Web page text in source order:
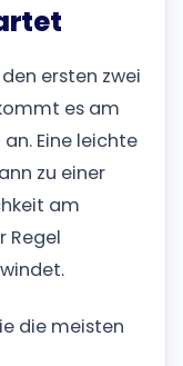
ersten zwei
es am
Eine leichte
zu einer
am
Regel
die meisten